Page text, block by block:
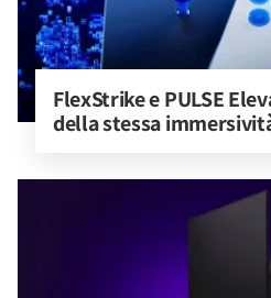
FlexStrike e PULSE
della stessa